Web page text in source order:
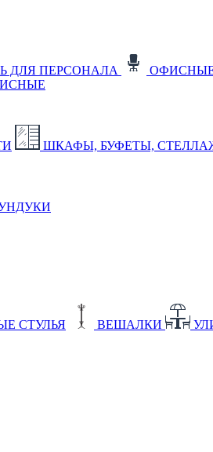
ДЛЯ ПЕРСОНАЛА
ШКАФЫ, БУФЕТЫ,
СТУЛЬЯ ВЕШАЛКИ